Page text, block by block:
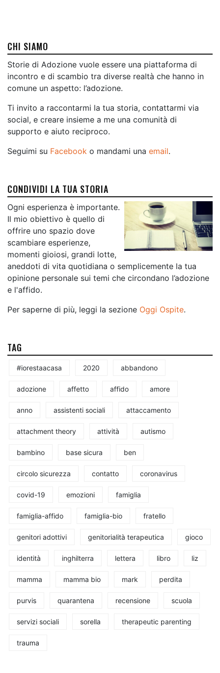
CHI SIAMO
Storie di Adozione vuole essere una piattaforma di
incontro e di scambio tra diverse realtà che hanno in
comune un aspetto: l’adozione.
Ti invito a raccontarmi la tua storia, contattarmi via
social, e creare insieme a me una comunità di
supporto e aiuto reciproco.
Seguimi su Facebook o mandami una email.
CONDIVIDI LA TUA STORIA
Ogni esperienza è importante.
Il mio obiettivo è quello di
offrire uno spazio dove
scambiare esperienze,
momenti gioiosi, grandi lotte,
aneddoti di vita quotidiana o semplicemente la tua
opinione personale sui temi che circondano l’adozione
e l'affido.
Per saperne di più, leggi la sezione Oggi Ospite.
TAG
#iorestaacasa 2020 abbandono
adozione affetto affido amore
anno assistenti sociali attaccamento
attachment theory attività autismo
bambino base sicura ben
circolo sicurezza contatto coronavirus
covid-19 emozioni famiglia
famiglia-affido famiglia-bio fratello
genitori adottivi genitorialità terapeutica gioco
identità inghilterra lettera libro liz
mamma mamma bio mark perdita
purvis quarantena recensione scuola
servizi sociali sorella therapeutic parenting
trauma